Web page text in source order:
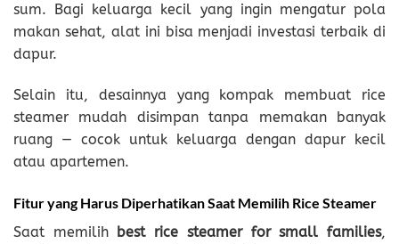
sum. Bagi keluarga kecil yang ingin mengatur pola
makan sehat, alat ini bisa menjadi investasi terbaik di
dapur.
Selain itu, desainnya yang kompak membuat rice
steamer mudah disimpan tanpa memakan banyak
ruang — cocok untuk keluarga dengan dapur kecil
atau apartemen.
Fitur yang Harus Diperhatikan Saat Memilih Rice Steamer
Saat memilih best rice steamer for small families,